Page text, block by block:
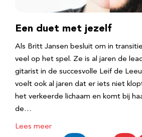
Een duet met jezelf
Als Britt Jansen besluit om in
veel op het spel. Ze is al jaren de
gitarist in de succesvolle Leif de
voelt ook al jaren dat er iets niet
het verkeerde lichaam en komt bij
de…
Lees meer